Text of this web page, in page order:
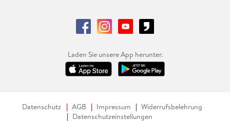
Laden Sie unsere App herunter.
Datenschutz AGB Impressum
Widerrufsbelehrung
Datenschutzeinstellungen